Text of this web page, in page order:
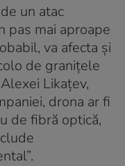
un atac
pas mai aproape
va afecta și
de granițele
Likațev,
drona ar fi
de fibră optică,